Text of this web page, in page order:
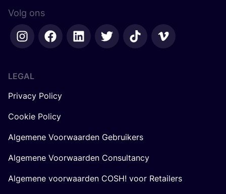
Volg ons
LEGAL
Privacy Policy
Cookie Policy
Algemene Voorwaarden Gebruikers
Algemene Voorwaarden Consultancy
Algemene voorwaarden COSH! voor Retailers